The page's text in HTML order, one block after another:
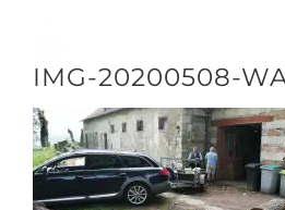
contenu
DÉCOUVRIR
IMG-20200508-